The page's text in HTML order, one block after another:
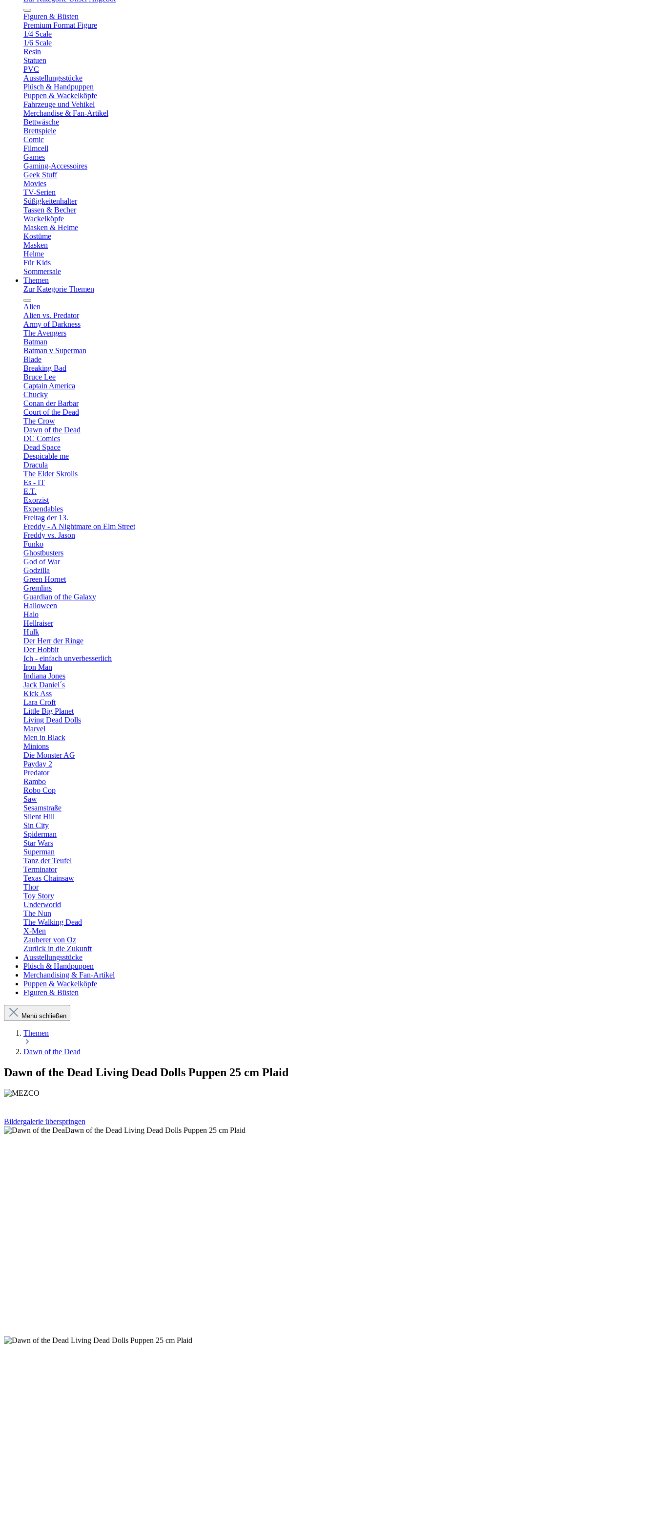
Figuren & Büsten
Premium Format Figure
1/4 Scale
1/6 Scale
Resin
Statuen
PVC
Ausstellungsstücke
Plüsch & Handpuppen
Puppen & Wackelköpfe
Fahrzeuge und Vehikel
Merchandise & Fan-Artikel
Bettwäsche
Brettspiele
Comic
Filmcell
Games
Gaming-Accessoires
Geek Stuff
Movies
TV-Serien
Süßigkeitenhalter
Tassen & Becher
Wackelköpfe
Masken & Helme
Kostüme
Masken
Helme
Für Kids
Sommersale
Themen
Zur Kategorie Themen
Alien
Alien vs. Predator
Army of Darkness
The Avengers
Batman
Batman v Superman
Blade
Breaking Bad
Bruce Lee
Captain America
Chucky
Conan der Barbar
Court of the Dead
The Crow
Dawn of the Dead
DC Comics
Dead Space
Despicable me
Dracula
The Elder Skrolls
Es - IT
E.T.
Exorzist
Expendables
Freitag der 13.
Freddy - A Nightmare on Elm Street
Freddy vs. Jason
Funko
Ghostbusters
God of War
Godzilla
Green Hornet
Gremlins
Guardian of the Galaxy
Halloween
Halo
Hellraiser
Hulk
Der Herr der Ringe
Der Hobbit
Ich - einfach unverbesserlich
Iron Man
Indiana Jones
Jack Daniel´s
Kick Ass
Lara Croft
Little Big Planet
Living Dead Dolls
Marvel
Men in Black
Minions
Die Monster AG
Payday 2
Predator
Rambo
Robo Cop
Saw
Sesamstraße
Silent Hill
Sin City
Spiderman
Star Wars
Superman
Tanz der Teufel
Terminator
Texas Chainsaw
Thor
Toy Story
Underworld
The Nun
The Walking Dead
X-Men
Zauberer von Oz
Zurück in die Zukunft
Ausstellungsstücke
Plüsch & Handpuppen
Merchandising & Fan-Artikel
Puppen & Wackelköpfe
Figuren & Büsten
Menü schließen
Themen
Dawn of the Dead
Dawn of the Dead Living Dead Dolls Puppen 25 cm Plaid
Bildergalerie überspringen